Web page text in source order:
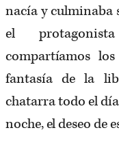
nacía y culminaba
el
compartíamos
fantasía de la
chatarra todo el
noche, el deseo de